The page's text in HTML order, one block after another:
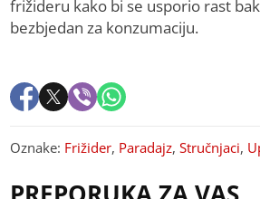
frižideru kako bi se usporio rast
bezbjedan za konzumaciju.
Oznake: Frižider, Paradajz,Stručnjaci,